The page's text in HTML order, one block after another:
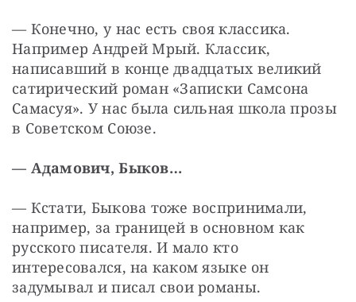
— Конечно, у нас есть своя классика.
Например Андрей Мрый. Классик,
написавший в конце двадцатых великий
сатирический роман «Записки Самсона
Самасуя». У нас была сильная школа прозы
в Советском Союзе.
— Адамович, Быков…
— Кстати, Быкова тоже воспринимали,
например, за границей в основном как
русского писателя. И мало кто
интересовался, на каком языке он
задумывал и писал свои романы.